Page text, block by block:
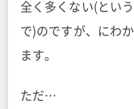
全く多くない(とい
で)のですが、にわ
ます。
ただ…